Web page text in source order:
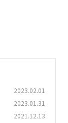
2023.02.01
2023.01.31
2021.12.13